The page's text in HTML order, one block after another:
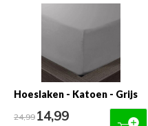
Hoeslaken - Katoen - Grijs
24,9914,99